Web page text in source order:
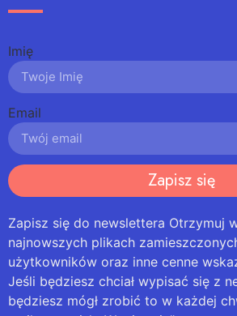
Imię
Email
Zapisz się
Zapisz się do newslettera Otrzymuj
najnowszych plikach
użytkowników oraz inne cenne
Jeśli będziesz chciał wypisać się z
będziesz mógł zrobić to w każdej